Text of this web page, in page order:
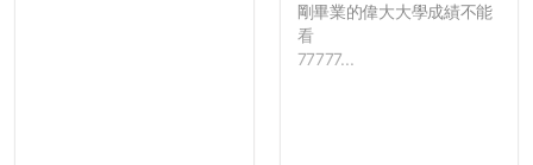
剛畢業的偉大大學成績不能
看
77777...